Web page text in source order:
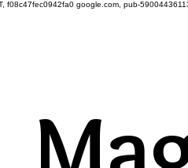
f08c47fec0942fa0 google.com, pub-
A ENERGIA